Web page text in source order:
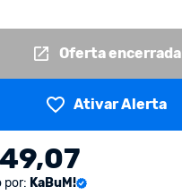
Oferta encerrada
Ativar Alerta
por: KaBuM!